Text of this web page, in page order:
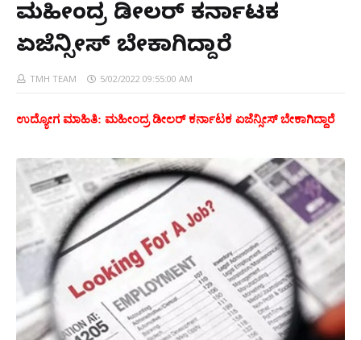
ಮಹೀಂದ್ರ ಡೀಲರ್ ಕರ್ನಾಟಕ
ಏಜೆನ್ಸೀಸ್ ಬೇಕಾಗಿದ್ದಾರೆ
TMH TEAM 5/02/2022 09:55:00 AM
ಉದ್ಯೋಗ ಮಾಹಿತಿ: ಮಹೀಂದ್ರಡೀಲರ್ಕರ್ನಾಟಕ ಏಜೆನ್ಸೀಸ್ಬೇಕಾಗಿದ್ದಾರೆ